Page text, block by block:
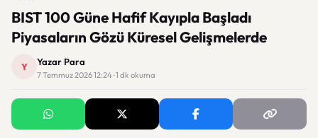
BIST 100 Güne Hafif Kayıpla Başladı
Piyasaların Gözü Küresel Gelişmelerde
Y Yazar Para
7 Temmuz 2026 12:24 · 1 dk okuma